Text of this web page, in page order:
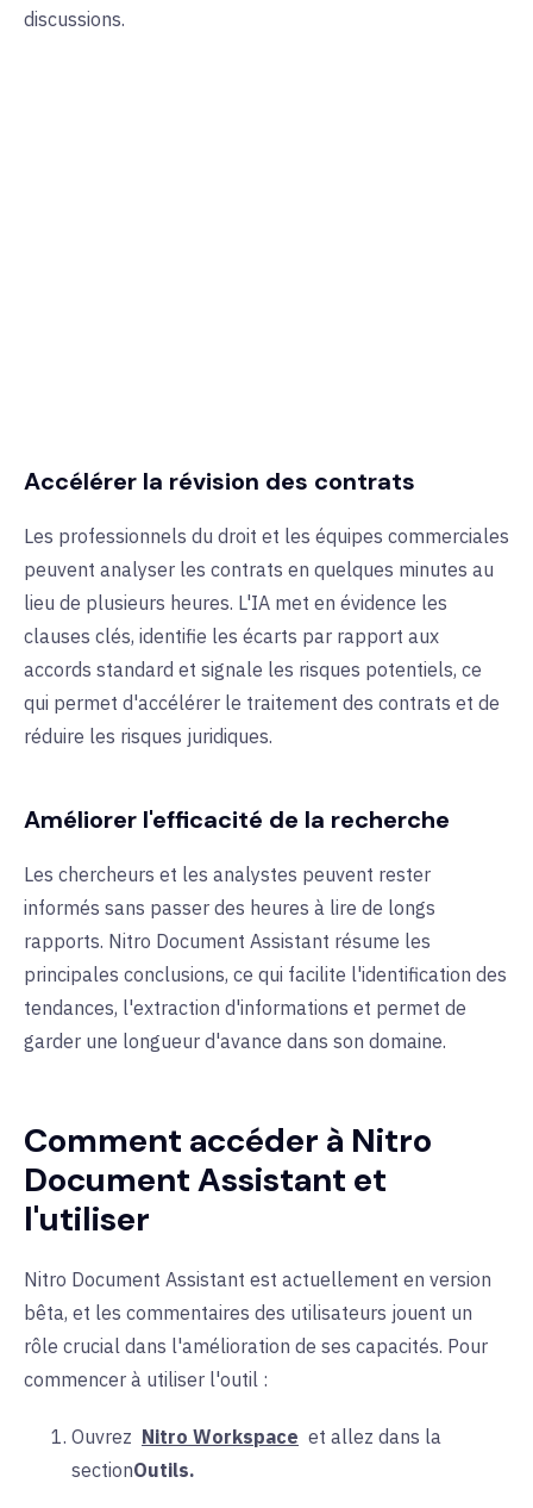
discussions.
Accélérer la révision des contrats
Les professionnels du droit et les équipes commerciales
peuvent analyser les contrats en quelques minutes au
lieu de plusieurs heures. L'IA met en évidence les
clauses clés, identifie les écarts par rapport aux
accords standard et signale les risques potentiels, ce
qui permet d'accélérer le traitement des contrats et de
réduire les risques juridiques.
Améliorer l'efficacité de la recherche
Les chercheurs et les analystes peuvent rester
informés sans passer des heures à lire de longs
rapports. Nitro Document Assistant résume les
principales conclusions, ce qui facilite l'identification des
tendances, l'extraction d'informations et permet de
garder une longueur d'avance dans son domaine.
Comment accéder à Nitro
Document Assistant et
l'utiliser
Nitro Document Assistant est actuellement en version
bêta, et les commentaires des utilisateurs jouent un
rôle crucial dans l'amélioration de ses capacités. Pour
commencer à utiliser l'outil :
Ouvrez Nitro Workspace et allez dans la
sectionOutils.